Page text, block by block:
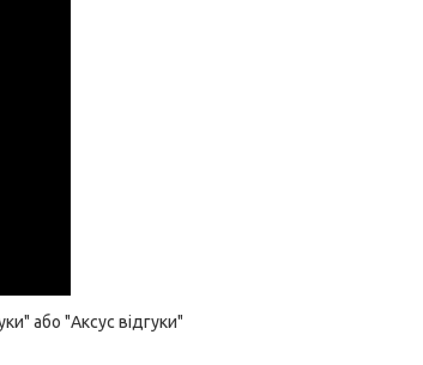
або "Аксус відгуки"